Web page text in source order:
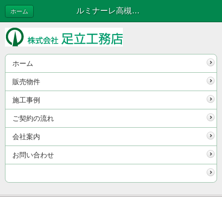
ルミナーレ高槻市真上町5丁目【完売】 | 販売物件
ホーム
ホーム
販売物件
施工事例
ご契約の流れ
会社案内
お問い合わせ